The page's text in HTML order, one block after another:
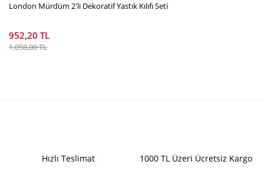
London Mürdüm 2'li Dekoratif Yastık Kılıfı Seti
952,20 TL
1.058,00 TL
Hızlı Teslimat 1000 TL Üzeri Ücretsiz Kargo